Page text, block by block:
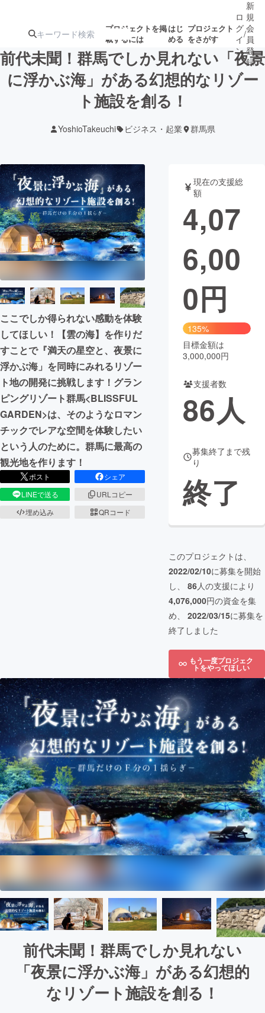
プロジェクトを掲
載するには
はじ
める
プロジェクト
をさがす
注目の新着プロ募集終了が近いプ
テクノロジー・ガジェット
映像・映画 書籍・雑誌
ビジネス・起業 チャレンジ
まちづくり・地域活性化
CAMPFIRE for Social Good
CAMPFIRE Creation
CAMPFIREふるさと納税machi-ya コミュニティ
ロ
グ
イ
ン
/
新
規
会
員
登
録
前代未聞！群馬でしか見れない「夜景
に浮かぶ海」がある幻想的なリゾー
ト施設を創る！
YoshioTakeuchi ビジネス・起業 群馬県
ここでしか得られない感動を体験
してほしい！【雲の海】を作りだ
すことで『満天の星空と、夜景に
浮かぶ海」を同時にみれるリゾー
ト地の開発に挑戦します！グラン
ピングリゾート群馬<BLISSFUL
GARDEN>は、そのようなロマン
チックでレアな空間を体験したい
という人のために。群馬に最高の
観光地を作ります！
ポスト
シェア
LINEで送る
URLコピー
埋め込み
QRコード
現在の支援総
額
4,07
6,00
0円
135%
目標金額は
3,000,000円
支援者数
86人
募集終了まで残
り
終了
このプロジェクトは、
2022/02/10に募集を開始
し、 86人の支援により
4,076,000円の資金を集
め、 2022/03/15に募集を
終了しました
もう一度プロジェク
トをやってほしい
前代未聞！群馬でしか見れない
「夜景に浮かぶ海」がある幻想的
なリゾート施設を創る！